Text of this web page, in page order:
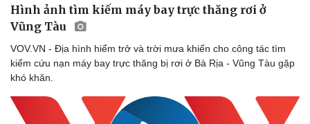
Hình ảnh tìm kiếm máy bay trực thăng rơi ở
Vũng Tàu
VOV.VN - Địa hình hiểm trở và trời mưa khiến cho công tác tìm
kiếm cứu nạn máy bay trực thăng bị rơi ở Bà Rịa - Vũng Tàu gặp
khó khăn.